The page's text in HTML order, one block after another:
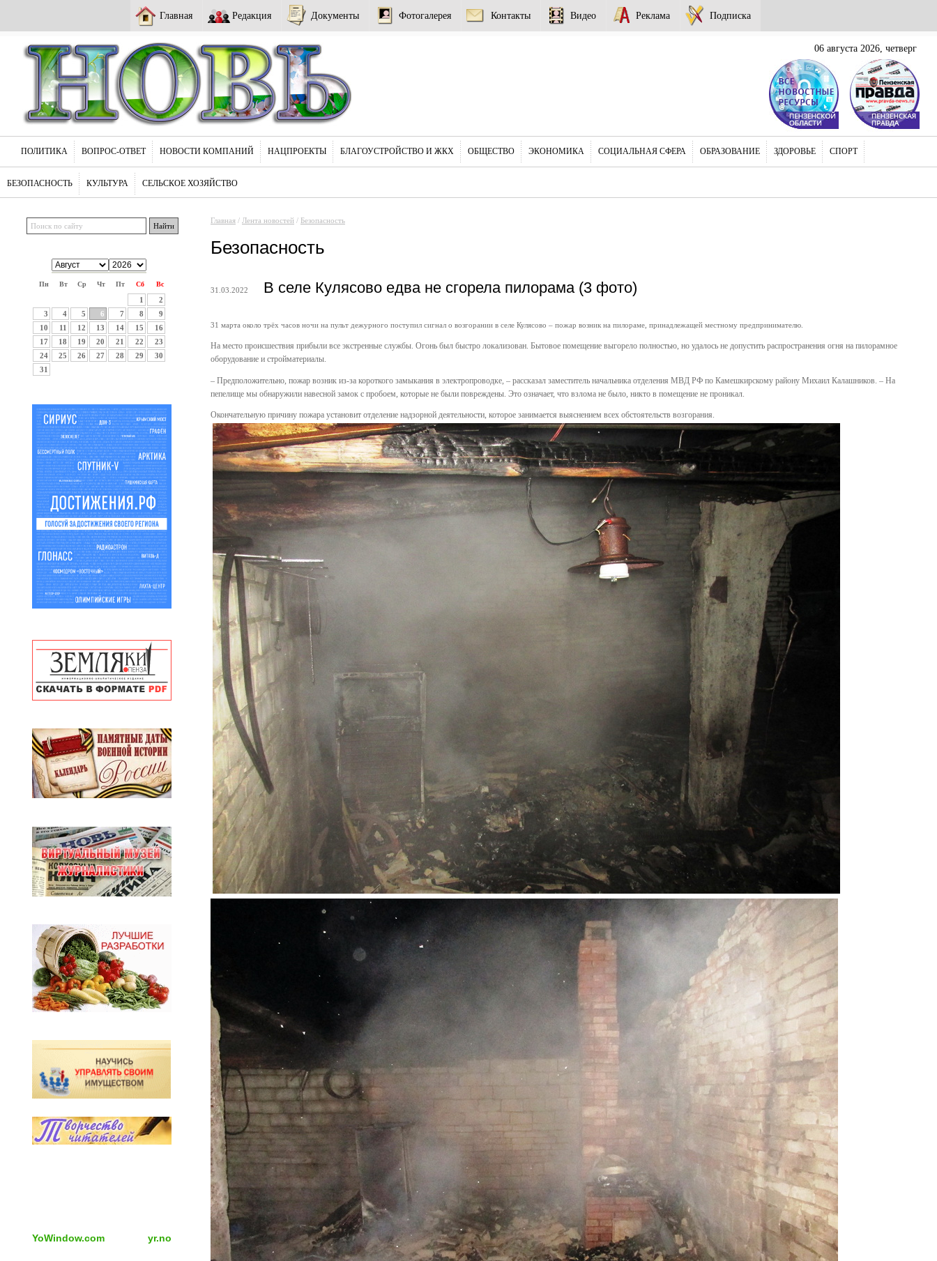
Главная Редакция Документы Фотогалерея Контакты Видео Реклама Подписка
06 августа 2026, четверг
ПОЛИТИКА ВОПРОС-ОТВЕТ НОВОСТИ КОМПАНИЙ НАЦПРОЕКТЫ БЛАГОУСТРОЙСТВО И ЖКХ ОБЩЕСТВО ЭКОНОМИКА СОЦИАЛЬНАЯ СФЕРА ОБРАЗОВАНИЕ ЗДОРОВЬЕ СПОРТ
БЕЗОПАСНОСТЬ КУЛЬТУРА СЕЛЬСКОЕ ХОЗЯЙСТВО
Пн Вт Ср Чт Пт Сб Вс
1
2
3
4 5 6 7 8
9
10
11 12 13 14 15
16
17
18 19 20 21 22
23
24
25 26 27 28 29
30
31
YoWindow.com yr.no
Главная / Лента новостей / Безопасность
Безопасность
31.03.2022 В селе Кулясово едва не сгорела пилорама (3 фото)
31 марта около трёх часов ночи на пульт дежурного поступил сигнал о возгорании в селе Кулясово – пожар возник на пилораме, принадлежащей местному предпринимателю.
На место происшествия прибыли все экстренные службы. Огонь был быстро локализован. Бытовое помещение выгорело полностью, но удалось не допустить распространения огня на пилорамное
оборудование и стройматериалы.
– Предположительно, пожар возник из-за короткого замыкания в электропроводке, – рассказал заместитель начальника отделения МВД РФ по Камешкирскому району Михаил Калашников. – На
пепелище мы обнаружили навесной замок с пробоем, которые не были повреждены. Это означает, что взлома не было, никто в помещение не проникал.
Окончательную причину пожара установит отделение надзорной деятельности, которое занимается выяснением всех обстоятельств возгорания.